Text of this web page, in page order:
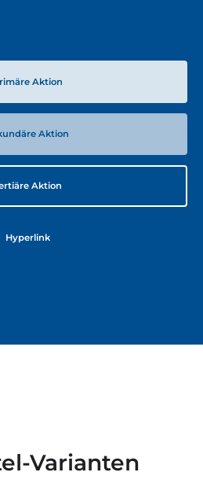
Aktion
Aktion
Aktion
Hyperlink
Varianten